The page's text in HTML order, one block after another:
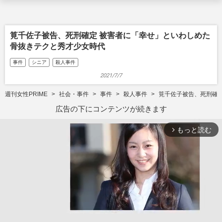
筧千佐子被告、死刑確定 被害者に「幸せ」といわしめた
骨抜きテクと秀才少女時代
事件 シニア 殺人事件
2021/7/7
週刊女性PRIME 社会・事件 事件 殺人事件 筧千佐子被告、死刑確
広告の下にコンテンツが続きます
arrow_forward_ios もっと読む